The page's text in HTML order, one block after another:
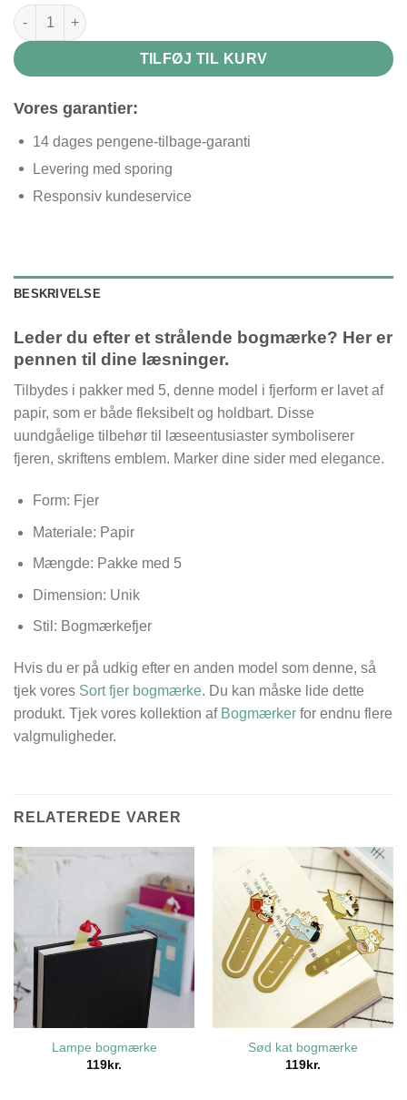
Bogmærke fjer antal
TILFØJ TIL KURV
Vores garantier:
14 dages pengene-tilbage-garanti
Levering med sporing
Responsiv kundeservice
BESKRIVELSE
Leder du efter et strålende bogmærke? Her er
pennen til dine læsninger.
Tilbydes i pakker med 5, denne model i fjerform er lavet af
papir, som er både fleksibelt og holdbart. Disse
uundgåelige tilbehør til læseentusiaster symboliserer
fjeren, skriftens emblem. Marker dine sider med elegance.
Form: Fjer
Materiale: Papir
Mængde: Pakke med 5
Dimension: Unik
Stil: Bogmærkefjer
Hvis du er på udkig efter en anden model som denne, så
tjek vores Sort fjer bogmærke. Du kan måske lide dette
produkt. Tjek vores kollektion af Bogmærker for endnu flere
valgmuligheder.
RELATEREDE VARER
Lampe bogmærke
119kr.
Sød kat bogmærke
119kr.